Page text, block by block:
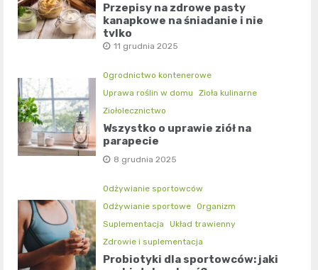
Przepisy na zdrowe pasty
kanapkowe na śniadanie i nie
tylko
11 grudnia 2025
Ogrodnictwo kontenerowe
Uprawa roślin w domu
Zioła kulinarne
Ziołolecznictwo
Wszystko o uprawie ziół na
parapecie
8 grudnia 2025
Odżywianie sportowców
Odżywianie sportowe Organizm
Suplementacja
Układ trawienny
Zdrowie i suplementacja
Probiotyki dla sportowców: jaki